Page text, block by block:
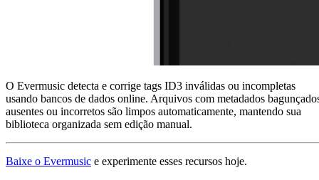
O Evermusic detecta e corrige tags ID3 inválidas ou incompletas
usando bancos de dados online. Arquivos com metadados
ausentes ou incorretos são limpos automaticamente, mantendo sua
biblioteca organizada sem edição manual.
Baixe o Evermusic e experimente esses recursos hoje.